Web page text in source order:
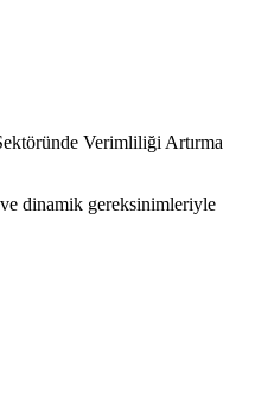
Verimliliği Artırma
dinamik gereksinimleriyle